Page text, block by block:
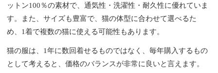
ットン100％の素材で、通気性・洗濯性・耐久性に優れていま
す。また、サイズも豊富で、猫の体型に合わせて選べるた
め、1着で複数の猫に使える可能性もあります。
猫の服は、1年に数回着せるものではなく、毎年購入するもの
として考えると、価格のバランスが非常に良いと言えます。